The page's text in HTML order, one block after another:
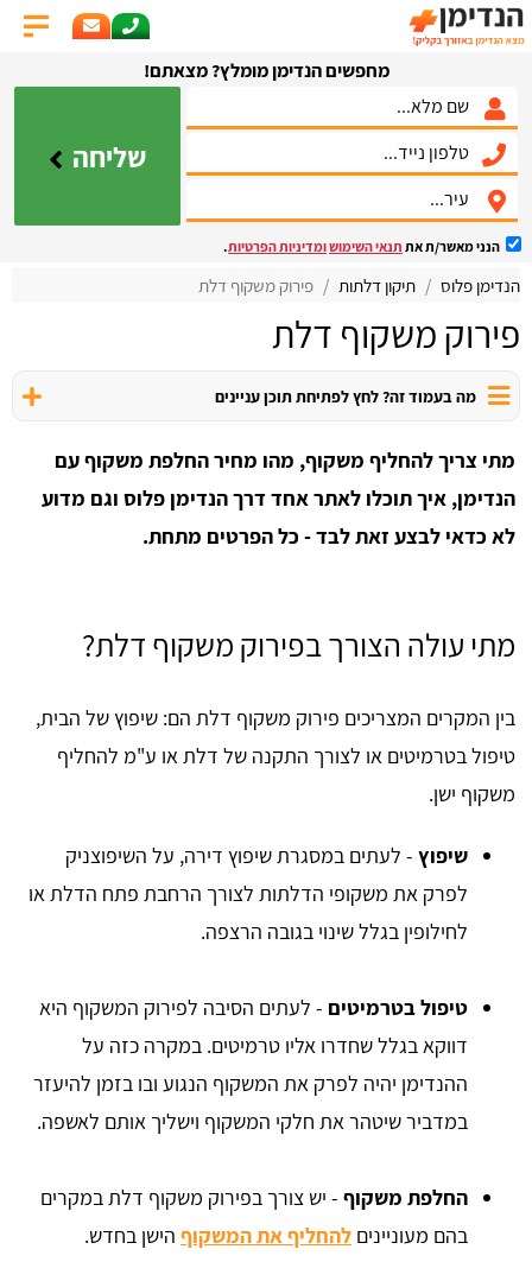
מחפשים הנדימן מומלץ? מצאתם!
שליחה
הנני מאשר/ת את תנאי השימושומדיניות הפרטיות.
הנדימן פלוס תיקון דלתות פירוק משקוף דלת
פירוק משקוף דלת
מה בעמוד זה? לחץ לפתיחת תוכן עניינים
מתי צריך להחליף משקוף, מהו מחיר החלפת משקוף עם
הנדימן, איך תוכלו לאתר אחד דרך הנדימן פלוס וגם מדוע
לא כדאי לבצע זאת לבד - כל הפרטים מתחת.
מתי עולה הצורך בפירוק משקוף דלת?
בין המקרים המצריכים פירוק משקוף דלת הם: שיפוץ של הבית,
טיפול בטרמיטים או לצורך התקנה של דלת או ע"מ להחליף
משקוף ישן.
שיפוץ - לעתים במסגרת שיפוץ דירה, על השיפוצניק
לפרק את משקופי הדלתות לצורך הרחבת פתח הדלת או
לחילופין בגלל שינוי בגובה הרצפה.
טיפול בטרמיטים - לעתים הסיבה לפירוק המשקוף היא
דווקא בגלל שחדרו אליו טרמיטים. במקרה כזה על
ההנדימן יהיה לפרק את המשקוף הנגוע ובו בזמן להיעזר
במדביר שיטהר את חלקי המשקוף וישליך אותם לאשפה.
החלפת משקוף - יש צורך בפירוק משקוף דלת במקרים
בהם מעוניינים להחליף את המשקוף הישן בחדש.